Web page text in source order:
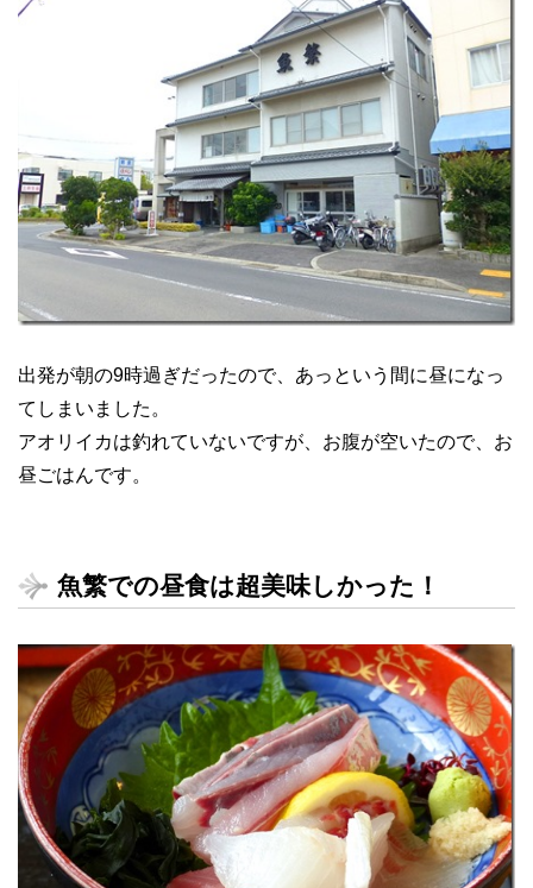
出発が朝の9時過ぎだったので、あっという間に昼になっ
てしまいました。
アオリイカは釣れていないですが、お腹が空いたので、お
昼ごはんです。
魚繁での昼食は超美味しかった！